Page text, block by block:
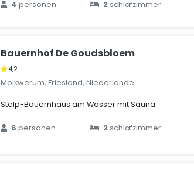
4personen 2schlafzimmer
Bauernhof De Goudsbloem
4,2
Molkwerum, Friesland, Niederlande
Stelp-Bauernhaus am Wasser mit Sauna
6personen 2schlafzimmer